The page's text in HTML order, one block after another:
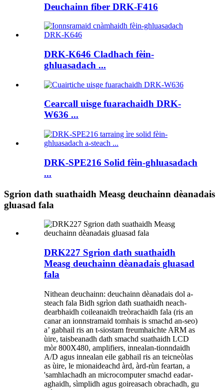
Deuchainn fiber DRK-F416
DRK-K646 Cladhach fèin-
ghluasadach ...
Cearcall uisge fuarachaidh DRK-
W636 ...
DRK-SPE216 Solid fèin-ghluasadach
...
Sgrion dath suathaidh Measg deuchainn dèanadais
gluasad fala
DRK227 Sgrion dath suathaidh
Measg deuchainn dèanadais gluasad
fala
Nithean deuchainn: deuchainn dèanadais dol a-
steach fala Bidh sgrìon dath suathaidh neach-
dearbhaidh coileanaidh treòrachaidh fala (ris an
canar an ionnstramaid tomhais is smachd an-seo)
a’ gabhail ris an t-siostam freumhaichte ARM as
ùire, taisbeanadh dath smachd suathaidh LCD
mòr 800X480, amplifiers, innealan-tionndaidh
A/D agus innealan eile gabhail ris an teicneòlas
as ùire, le mionaideachd àrd, àrd-rùn feartan, a
'samhlachadh an microcomputer smachd eadar-
aghaidh, sìmplidh agus goireasach obrachadh, gu